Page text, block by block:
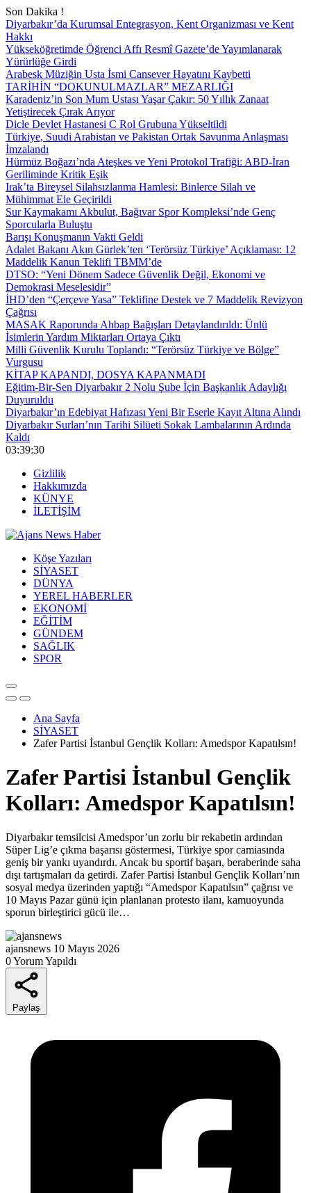
Son Dakika !
Diyarbakır’da Kurumsal Entegrasyon, Kent Organizması ve Kent
Hakkı
Yükseköğretimde Öğrenci Affı Resmî Gazete’de Yayımlanarak
Yürürlüğe Girdi
Arabesk Müziğin Usta İsmi Cansever Hayatını Kaybetti
TARİHİN “DOKUNULMAZLAR” MEZARLIĞI
Karadeniz’in Son Mum Ustası Yaşar Çakır: 50 Yıllık Zanaat
Yetiştirecek Çırak Arıyor
Dicle Devlet Hastanesi C Rol Grubuna Yükseltildi
Türkiye, Suudi Arabistan ve Pakistan Ortak Savunma Anlaşması
İmzalandı
Hürmüz Boğazı’nda Ateşkes ve Yeni Protokol Trafiği: ABD-İran
Geriliminde Kritik Eşik
Irak’ta Bireysel Silahsızlanma Hamlesi: Binlerce Silah ve
Mühimmat Ele Geçirildi
Sur Kaymakamı Akbulut, Bağıvar Spor Kompleksi’nde Genç
Sporcularla Buluştu
Barışı Konuşmanın Vakti Geldi
Adalet Bakanı Akın Gürlek’ten ‘Terörsüz Türkiye’ Açıklaması: 12
Maddelik Kanun Teklifi TBMM’de
DTSO: “Yeni Dönem Sadece Güvenlik Değil, Ekonomi ve
Demokrasi Meselesidir”
İHD’den “Çerçeve Yasa” Teklifine Destek ve 7 Maddelik Revizyon
Çağrısı
MASAK Raporunda Ahbap Bağışları Detaylandırıldı: Ünlü
İsimlerin Yardım Miktarları Ortaya Çıktı
Milli Güvenlik Kurulu Toplandı: “Terörsüz Türkiye ve Bölge”
Vurgusu
KİTAP KAPANDI, DOSYA KAPANMADI
Eğitim-Bir-Sen Diyarbakır 2 Nolu Şube İçin Başkanlık Adaylığı
Duyuruldu
Diyarbakır’ın Edebiyat Hafızası Yeni Bir Eserle Kayıt Altına Alındı
Diyarbakır Surları’nın Tarihi Silüeti Sokak Lambalarının Ardında
Kaldı
03:39:31
Gizlilik
Hakkımızda
KÜNYE
İLETİŞİM
Köşe Yazıları
SİYASET
DÜNYA
YEREL HABERLER
EKONOMİ
EĞİTİM
GÜNDEM
SAĞLIK
SPOR
Ana Sayfa
SİYASET
Zafer Partisi İstanbul Gençlik Kolları: Amedspor Kapatılsın!
Zafer Partisi İstanbul Gençlik
Kolları: Amedspor Kapatılsın!
Diyarbakır temsilcisi Amedspor’un zorlu bir rekabetin ardından
Süper Lig’e çıkma başarısı göstermesi, Türkiye spor camiasında
geniş bir yankı uyandırdı. Ancak bu sportif başarı, beraberinde saha
dışı tartışmaları da getirdi. Zafer Partisi İstanbul Gençlik Kolları’nın
sosyal medya üzerinden yaptığı “Amedspor Kapatılsın” çağrısı ve
10 Mayıs Pazar günü için planlanan protesto ilanı, kamuoyunda
sporun birleştirici gücü ile…
ajansnews 10 Mayıs 2026
0 Yorum Yapıldı
Paylaş